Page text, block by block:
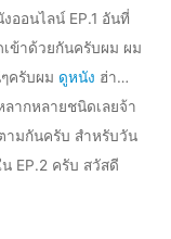
ออนไลน์ EP.1 อันที่
ข้าด้วยกันครับผม ผม
ครับผม ดูหนัง ฮ่า…
ากหลายชนิดเลยจ้า
ามกันครับ สำหรับวัน
EP.2 ครับ สวัสดี